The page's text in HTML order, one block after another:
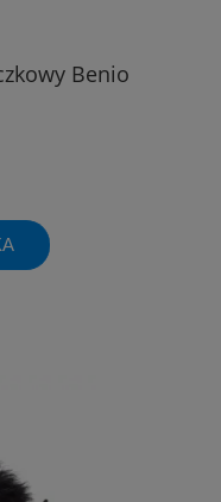
Benio